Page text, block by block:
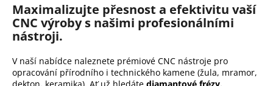
Maximalizujte přesnost a efektivitu vaší
CNC výroby s našimi profesionálními
nástroji.
V naší nabídce naleznete prémiové CNC nástroje pro
opracování přírodního i technického kamene (žula, mramor,
dekton, keramika). Ať už hledáte diamantové frézy,
e
b
u
j
e